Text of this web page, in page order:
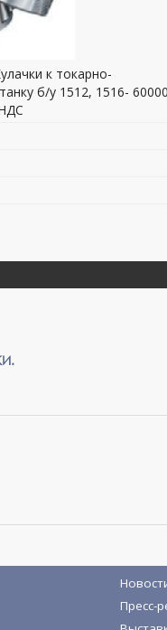
к токарно-
б/у 1512, 1516-
Пресс-